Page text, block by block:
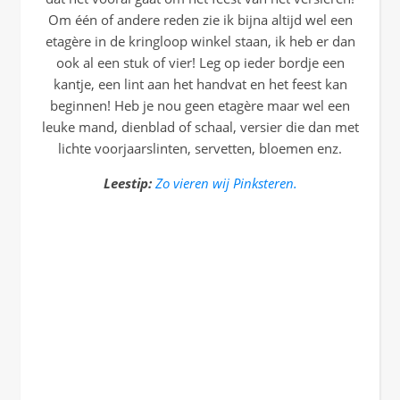
Om één of andere reden zie ik bijna altijd wel een
etagère in de kringloop winkel staan, ik heb er dan
ook al een stuk of vier! Leg op ieder bordje een
kantje, een lint aan het handvat en het feest kan
beginnen! Heb je nou geen etagère maar wel een
leuke mand, dienblad of schaal, versier die dan met
lichte voorjaarslinten, servetten, bloemen enz.
Leestip: Zo vieren wij Pinksteren.